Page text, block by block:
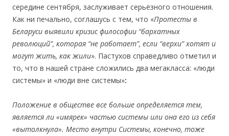
середине сентября, заслуживает серьёзного отношения.
Как ни печально, соглашусь с тем, что «Протесты в
Беларуси выявили кризис философии “бархатных
революций”, которая “не работает”, если “верхи”хотят и
могут жить, как жили». Пастухов справедливо отметил и
то, что в нашей стране сложились два мегакласса: «люди
системы» и «люди вне системы»:
Положение в обществе все больше определяется тем,
является ли «имярек» частью системы или она его из себя
«вытолкнула». Место внутри Системы, конечно, тоже